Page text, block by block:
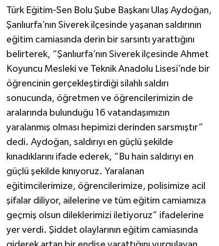
Türk Eğitim-Sen Bolu Şube Başkanı Ulaş Aydoğan,
Şanlıurfa’nın Siverek ilçesinde yaşanan saldırının
eğitim camiasında derin bir sarsıntı yarattığını
belirterek, “Şanlıurfa’nın Siverek ilçesinde Ahmet
Koyuncu Mesleki ve Teknik Anadolu Lisesi’nde bir
öğrencinin gerçekleştirdiği silahlı saldırı
sonucunda, öğretmen ve öğrencilerimizin de
aralarında bulunduğu 16 vatandaşımızın
yaralanmış olması hepimizi derinden sarsmıştır”
dedi. Aydoğan, saldırıyı en güçlü şekilde
kınadıklarını ifade ederek, “Bu hain saldırıyı en
güçlü şekilde kınıyoruz. Yaralanan
eğitimcilerimize, öğrencilerimize, polisimize acil
şifalar diliyor, ailelerine ve tüm eğitim camiamıza
geçmiş olsun dileklerimizi iletiyoruz” ifadelerine
yer verdi. Şiddet olaylarının eğitim camiasında